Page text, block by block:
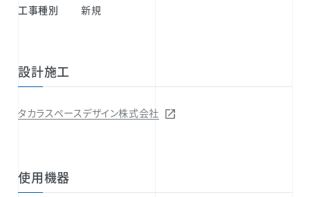
工事種別
新規
設計施工
タカラスペースデザイン株式会社
使用機器